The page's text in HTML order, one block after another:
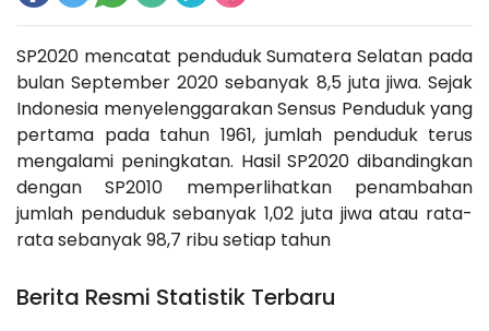
Berita Resmi Statistik Terbaru
SP2020 mencatat penduduk Sumatera Selatan pada
bulan September 2020 sebanyak 8,5 juta jiwa. Sejak
Indonesia menyelenggarakan Sensus Penduduk yang
pertama pada tahun 1961, jumlah penduduk terus
mengalami peningkatan. Hasil SP2020 dibandingkan
dengan SP2010 memperlihatkan penambahan
jumlah penduduk sebanyak 1,02 juta jiwa atau rata-
rata sebanyak 98,7 ribu setiap tahun